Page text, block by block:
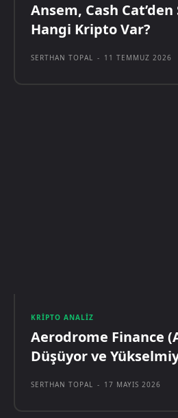
Ansem, Cash Cat’den
Hangi Kripto Var?
SERTHAN TOPAL - 11 TEMMUZ 2026
KRIPTO ANALIZ
Aerodrome Finance
Düşüyor ve
SERTHAN TOPAL - 17 MAYIS 2026